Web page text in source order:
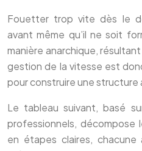
Fouetter trop vite dès le
avant même qu’il ne soit
manière anarchique,
gestion de la vitesse est
pour construire une structure
Le tableau suivant, basé
professionnels,
en étapes claires,